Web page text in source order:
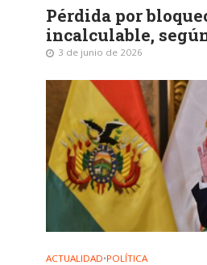
Pérdida por
incalculable,
3 de junio de 2026
ACTUALIDAD•POLÍTICA